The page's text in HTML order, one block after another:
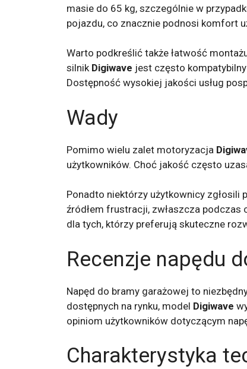
masie do 65 kg, szczególnie w
pojazdu, co znacznie podnosi komfort
Warto podkreślić także łatwość
silnik Digiwave jest często
Dostępność wysokiej jakości usług
Wady
Pomimo wielu zalet motoryzacja
użytkowników. Choć jakość często
Ponadto niektórzy użytkownicy zgłosili
źródłem frustracji, zwłaszcza podczas
dla tych, którzy preferują skuteczne
Recenzje napędu
Napęd do bramy garażowej to
dostępnych na rynku, model Digiwave
opiniom użytkowników dotyczącym
Charakterystyka